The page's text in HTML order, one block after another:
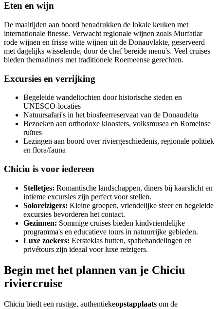
Eten en wijn
De maaltijden aan boord benadrukken de lokale keuken met
internationale finesse. Verwacht regionale wijnen zoals Murfatlar
rode wijnen en frisse witte wijnen uit de Donauvlakte, geserveerd
met dagelijks wisselende, door de chef bereide menu's. Veel cruises
bieden themadiners met traditionele Roemeense gerechten.
Excursies en verrijking
Begeleide wandeltochten door historische steden en
UNESCO-locaties
Natuursafari's in het biosfeerreservaat van de Donaudelta
Bezoeken aan orthodoxe kloosters, volksmusea en Romeinse
ruïnes
Lezingen aan boord over riviergeschiedenis, regionale politiek
en flora/fauna
Chiciu is voor iedereen
Stelletjes: Romantische landschappen, diners bij kaarslicht en
intieme excursies zijn perfect voor stellen.
Soloreizigers: Kleine groepen, vriendelijke sfeer en begeleide
excursies bevorderen het contact.
Gezinnen: Sommige cruises bieden kindvriendelijke
programma's en educatieve tours in natuurrijke gebieden.
Luxe zoekers: Eersteklas hutten, spabehandelingen en
privétours zijn ideaal voor luxe reizigers.
Begin met het plannen van je Chiciu
riviercruise
Chiciu biedt een rustige, authentiekeopstapplaats om de